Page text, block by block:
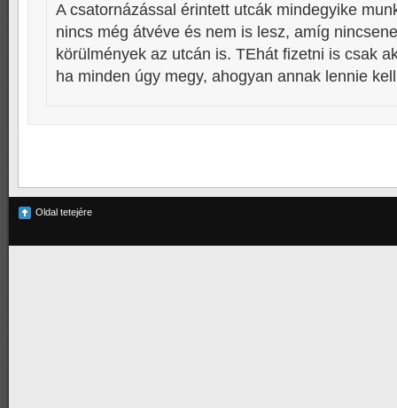
A csatornázással érintett utcák mindegyike
nincs még átvéve és nem is lesz, amíg
körülmények az utcán is. TEhát fizetni is csak
ha minden úgy megy, ahogyan annak lennie
Oldal tetejére